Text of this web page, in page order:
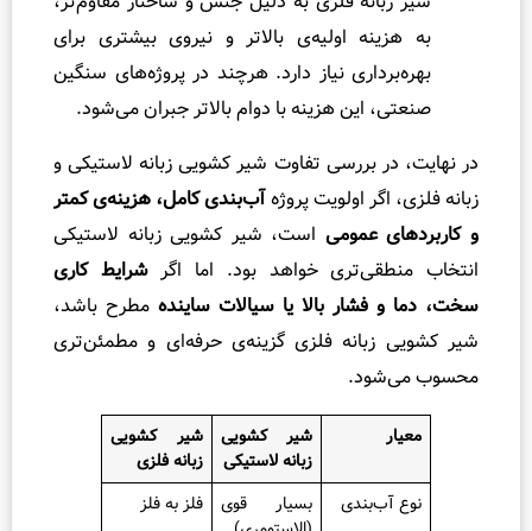
اولیه‌ی بالاتر و نیروی بیشتری برای
نیاز دارد. هرچند در پروژه‌های سنگین
این هزینه با دوام بالاتر جبران می‌شود.
بررسی تفاوت شیر کشویی زبانه لاستیکی و
اولویت پروژهآب‌بندی کامل، هزینه‌ی کمتر
عمومیاست، شیر کشویی زبانه لاستیکی
خواهد بود. اما اگرشرایط کاری
بالا یا سیالات سایندهمطرح باشد،
فلزی گزینه‌ی حرفه‌ای و مطمئن‌تری
شیر کشویی
شیر کشویی
زبانه فلزی
بسیار قوی
فلز به فلز